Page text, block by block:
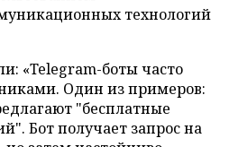
технологий
«Telegram-боты часто
Один из примеров:
"бесплатные
Бот получает запрос на